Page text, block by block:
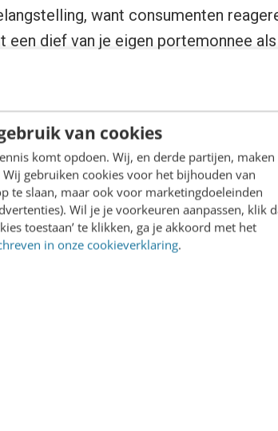
van cookies
komt opdoen. Wij, en derde partijen, maken
gebruiken cookies voor het bijhouden van
te slaan, maar ook voor marketingdoeleinden
Wil je je voorkeuren aanpassen, klik
toestaan’ te klikken, ga je akkoord met het
in onze cookieverklaring.
want consumenten
dief van je eigen portemonnee
als volwaardig medium in je
nadat een internetgebruiker
Maar er is meer. De statistische
waar wel en waar geen merknaam
De branded keywords
dan 30% nadat
met display (
echt interessant is, is dat